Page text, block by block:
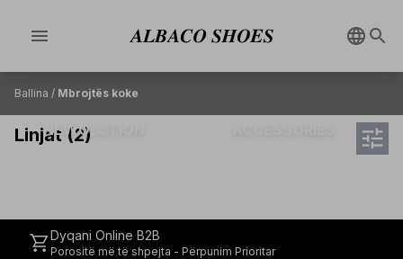
menu
Ballina / Mbrojtës koke
Linjat (2) tune
NEWOLUTION
shopping_cartDyqani Online B2B
Porositë më të shpejta - Përpunim Prioritar